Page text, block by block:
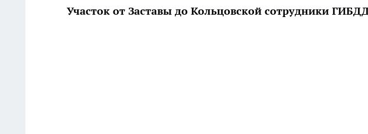
Участок от Заставы до Кольцовской сотрудники